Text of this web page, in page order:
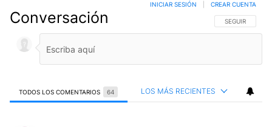
Conversación SIGA ESTA
SEGUIR
INICIAR SESIÓN CREAR CUENTA
TODOS LOS COMENTARIOS 64 LOS MÁS RECIENTES